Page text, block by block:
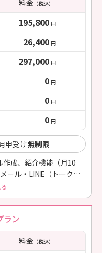
料金（税込）
195,800 円
26,400 円
297,000 円
0 円
0 円
0 円
申受け無制限
成、紹介機能（月10
ール・LINE（トーク）
ラン
料金（税込）